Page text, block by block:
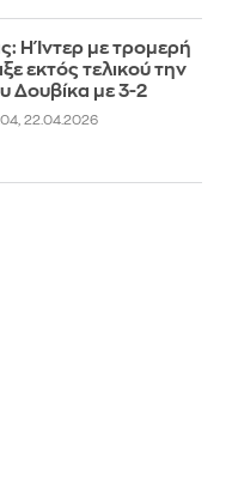
Η Ίντερ με τρομερή
εκτός τελικού την
Δουβίκα με 3-2
22.04.2026